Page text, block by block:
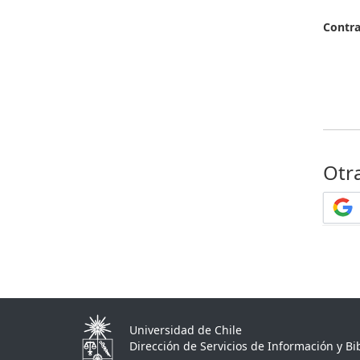
Universidad de Chile
Dirección de Servicios de Información y